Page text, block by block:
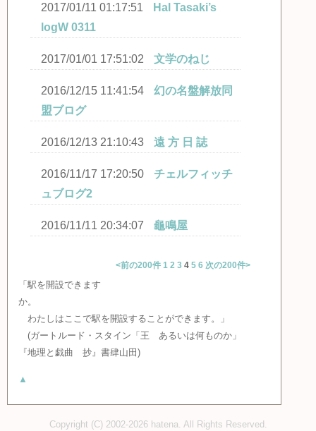
2017/01/11 01:17:51
Hal Tasaki’s
logW 0311
2017/01/01 17:51:02 文学のねじ
2016/12/15 11:41:54
幻の名盤解放同
盟ブログ
2016/12/13 21:10:43 遠 方 日 誌
2016/11/17 17:20:50
チェルフィッチ
ュブログ2
2016/11/11 20:34:07 龜鳴屋
<前の200件 1 2 3 4 5 6 次の200件>
「駅を開設できます
か。
わたしはここで駅を開設することができます。」
(ガートルード・スタイン「王 あるいは何ものか」
『地理と戯曲 抄』書肆山田)
▲
Copyright (C) 2002-2026 hatena. All Rights Reserved.